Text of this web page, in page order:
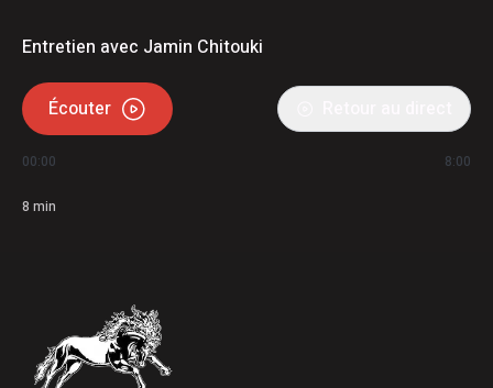
Entretien avec Jamin Chitouki
Écouter
00:00 8:00
8 min